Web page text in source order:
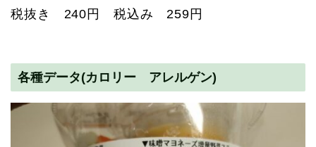
税抜き 240円 税込み 259円
各種データ(カロリー アレルゲン)